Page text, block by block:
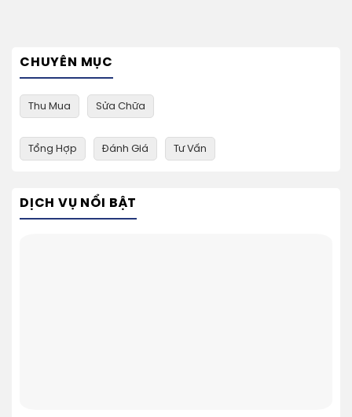
CHUYÊN MỤC
Thu Mua Sửa Chữa
Tổng Hợp Đánh Giá Tư Vấn
DỊCH VỤ NỔI BẬT